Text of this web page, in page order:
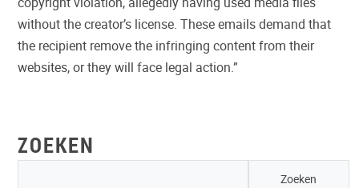
without the creator’s license. These emails demand that
the recipient remove the infringing content from their
websites, or they will face legal action.”
ZOEKEN